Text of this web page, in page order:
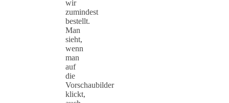
wir
zumindest
bestellt.
Man
sieht,
wenn
man
auf
die
Vorschaubilder
klickt,